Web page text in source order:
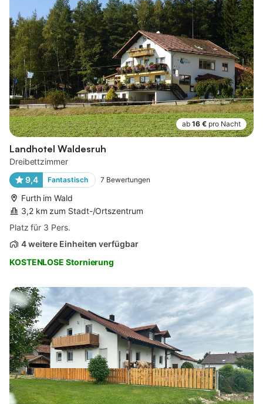
ab 16 € pro Nacht
Landhotel Waldesruh
Dreibettzimmer
9,4
Fantastisch 7 Bewertungen
Furth im Wald
3,2 km zum Stadt-/Ortszentrum
Platz für 3 Pers.
4 weitere Einheiten verfügbar
KOSTENLOSE Stornierung